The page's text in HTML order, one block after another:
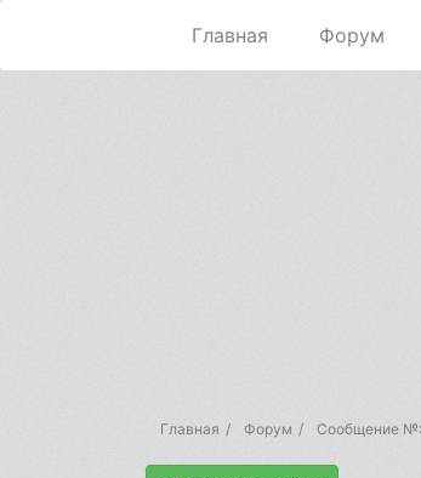
Главная Форум
Главная Форум Сообщение №: